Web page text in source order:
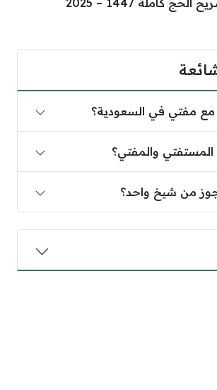
كاملة 1447 – 2025
مفتي في السعودية؟
المستفتي والمفتي؟
من شيخ واحد؟